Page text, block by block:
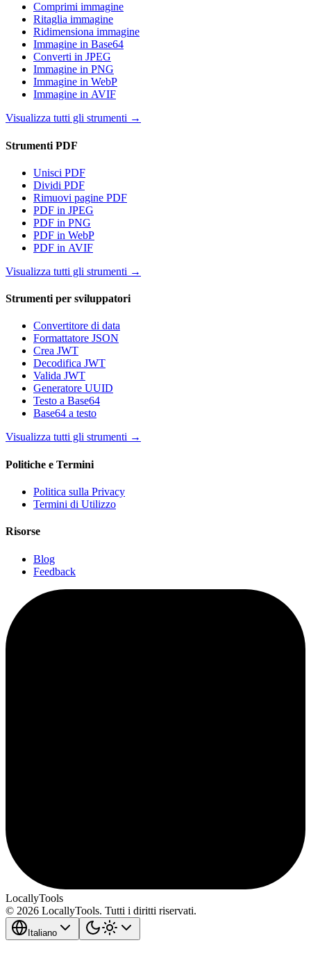
Comprimi immagine
Ritaglia immagine
Ridimensiona immagine
Immagine in Base64
Converti in JPEG
Immagine in PNG
Immagine in WebP
Immagine in AVIF
Visualizza tutti gli strumenti →
Strumenti PDF
Unisci PDF
Dividi PDF
Rimuovi pagine PDF
PDF in JPEG
PDF in PNG
PDF in WebP
PDF in AVIF
Visualizza tutti gli strumenti →
Strumenti per sviluppatori
Convertitore di data
Formattatore JSON
Crea JWT
Decodifica JWT
Valida JWT
Generatore UUID
Testo a Base64
Base64 a testo
Visualizza tutti gli strumenti →
Politiche e Termini
Politica sulla Privacy
Termini di Utilizzo
Risorse
Blog
Feedback
LocallyTools
© 2026 LocallyTools. Tutti i diritti riservati.
Italiano